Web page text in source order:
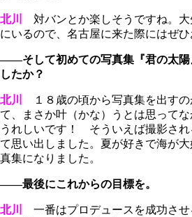
北川
対バンとか楽しそうですね。
にいるので、名古屋に来た際にはぜひ
――そして初めての写真集『君の太陽
したか？
北川
１８歳の頃から写真集を出すの
て、まさか叶（かな）うとは思って
うれしいです！ そういえば撮影され
て思い出しました。夏が好きで海が
真集になりました。
――最後にこれからの目標を。
北川
一番はプロデュースを成功させ